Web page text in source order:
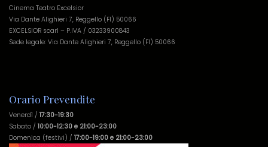
Cinema Teatro Excelsior
Via Dante Alighieri 7, Reggello (FI) 50066
EXCELSIOR scarl – P.IVA / 03233900843
Sede legale: Via Dante Alighieri 7, Reggello (FI) 50066
Orario Prevendite
Venerdì / 17:30-19:30
Sabato / 10:00-12:30 e 21:00-23:00
Domenica (festivi) / 17:00-19:00 e 21:00-23:00